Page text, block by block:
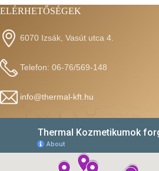
ELÉRHETŐSÉGEK
6070 Izsák, Vasút utca 4.
Telefon: 06-76/569-148
info@thermal-kft.hu